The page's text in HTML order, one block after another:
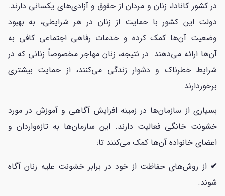
در کشور کانادا، زنان و مردان از حقوق و آزادی‌های یکسانی دارند.
دولت این کشور با حمایت از زنان در هر شرایطی، به بهبود
وضعیت آن‌ها کمک کرده و خدمات رفاهی اجتماعی کافی به
آن‌ها ارائه می‌دهند. در نتیجه، زنان مهاجر مخصوصاً زنانی که در
شرایط خطرناک و دشوار زندگی می‌کنند، از حمایت بیشتری
برخوردارند.
بسیاری از سازمان‌ها در زمینه افزایش آگاهی و آموزش در مورد
خشونت خانگی فعالیت دارند. این سازمان‌ها به تازه‌واردان و
اعضای خانواده آن‌ها کمک می‌کنند تا:
✔ از روش‌های حفاظت از خود در برابر خشونت علیه زنان آگاه
شوند.